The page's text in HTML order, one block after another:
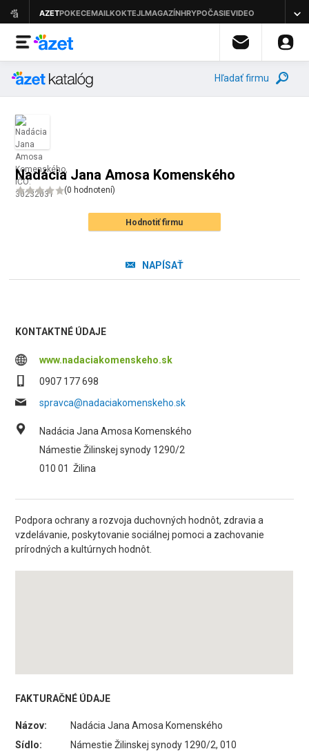
Hľadať firmu
Nadácia Jana Amosa Komenského
(0 hodnotení)
Hodnotiť firmu
NAPÍSAŤ
KONTAKTNÉ ÚDAJE
www.nadaciakomenskeho.sk
0907 177 698
spravca@nadaciakomenskeho.sk
Nadácia Jana Amosa Komenského
Námestie Žilinskej synody 1290/2
010 01 Žilina
Podpora ochrany a rozvoja duchovných hodnôt, zdravia a
vzdelávanie, poskytovanie sociálnej pomoci a zachovanie
prírodných a kultúrnych hodnôt.
FAKTURAČNÉ ÚDAJE
Názov:
Nadácia Jana Amosa Komenského
Sídlo:
Námestie Žilinskej synody 1290/2, 010